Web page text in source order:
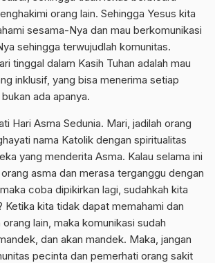
orang lain. Sehingga Yesus kita
sesama-Nya dan mau berkomunikasi
sehingga terwujudlah komunitas.
tinggal dalam Kasih Tuhan adalah mau
inklusif, yang bisa menerima setiap
ada apanya.
Hari Asma Sedunia. Mari, jadilah orang
nama Katolik dengan spiritualitas
yang menderita Asma. Kalau selama ini
asma dan merasa terganggu dengan
coba dipikirkan lagi, sudahkah kita
Ketika kita tidak dapat memahami dan
lain, maka komunikasi sudah
dan akan mandek. Maka, jangan
pecinta dan pemerhati orang sakit